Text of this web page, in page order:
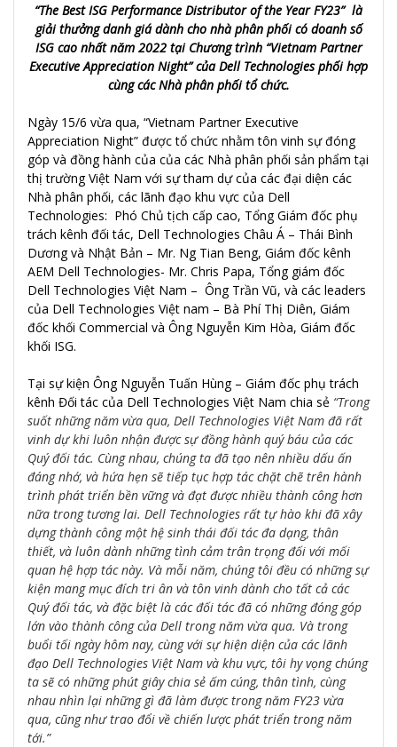
“The Best ISG Performance Distributor of the Year FY23” là
giải thưởng danh giá dành cho nhà phân phối có doanh số
ISG cao nhất năm 2022 tại Chương trình “Vietnam Partner
Executive Appreciation Night” của Dell Technologies phối hợp
cùng cácNhà phân phối tổ chức.
Ngày 15/6 vừa qua, “Vietnam Partner Executive
Appreciation Night” được tổ chức nhằm tôn vinh sự đóng
góp và đồng hành của của các Nhà phân phối sản phẩm tại
thị trường Việt Nam với sự tham dự của các đại diện các
Nhà phân phối, các lãnh đạo khu vực của Dell
Technologies: Phó Chủ tịch cấp cao, Tổng Giám đốc phụ
trách kênh đối tác, Dell Technologies Châu Á – Thái Bình
Dương và Nhật Bản – Mr. Ng Tian Beng, Giám đốc kênh
AEM Dell Technologies- Mr. Chris Papa, Tổng giám đốc
Dell Technologies Việt Nam – Ông Trần Vũ, và các leaders
của Dell Technologies Việt nam – Bà Phí Thị Diên, Giám
đốc khối Commercial và Ông Nguyễn Kim Hòa, Giám đốc
khối ISG.
Tại sự kiện Ông Nguyễn Tuấn Hùng – Giám đốc phụ trách
kênh Đối tác của Dell Technologies Việt Nam chia sẻ “Trong
suốt những năm vừa qua, Dell Technologies Việt Nam đã rất
vinh dự khi luôn nhận được sự đồng hành quý báu của các
Quý đối tác. Cùng nhau, chúng ta đã tạo nên nhiều dấu ấn
đáng nhớ, và hứa hẹn sẽ tiếp tục hợp tác chặt chẽ trên hành
trình phát triển bền vững và đạt được nhiều thành công hơn
nữa trong tương lai. Dell Technologies rất tự hào khi đã xây
dựng thành công một hệ sinh thái đối tác đa dạng, thân
thiết, và luôn dành những tình cảm trân trọng đối với mối
quan hệ hợp tác này. Và mỗi năm, chúng tôi đều có những sự
kiện mang mục đích tri ân và tôn vinh dành cho tất cả các
Quý đối tác, và đặc biệt là các đối tác đã có những đóng góp
lớn vào thành công của Dell trong năm vừa qua. Và trong
buổi tối ngày hôm nay, cùng với sự hiện diện của các lãnh
đạo Dell Technologies Việt Nam và khu vực, tôi hy vọng chúng
ta sẽ có những phút giây chia sẻ ấm cúng, thân tình, cùng
nhau nhìn lại những gì đã làm được trong năm FY23 vừa
qua, cũng như trao đổi về chiến lược phát triển trong năm
tới.”